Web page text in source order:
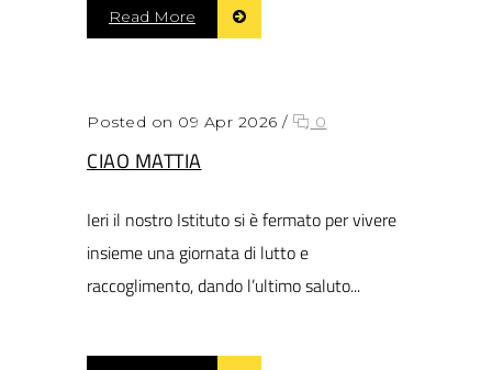
Read More
Posted on 09 Apr 2026 / 0
CIAO MATTIA
Ieri il nostro Istituto si è fermato per vivere
insieme una giornata di lutto e
raccoglimento, dando l’ultimo saluto...